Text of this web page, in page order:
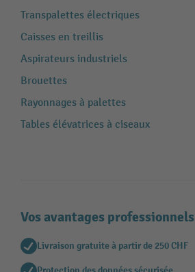
Transpalettes électriques
Caisses en treillis
Aspirateurs industriels
Brouettes
Rayonnages à palettes
Tables élévatrices à ciseaux
Vos avantages professionnels
Livraison gratuite à partir de 250 CHF